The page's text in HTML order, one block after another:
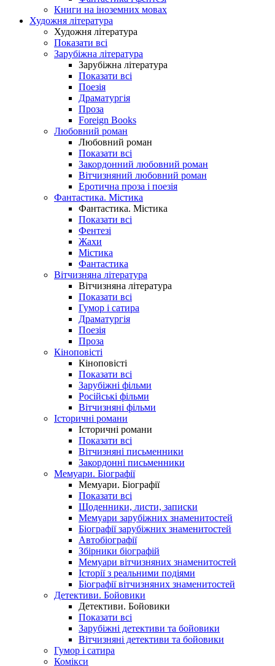
Книги на іноземних мовах
Художня література
Художня література
Показати всі
Зарубіжна література
Зарубіжна література
Показати всі
Поезія
Драматургія
Проза
Foreign Books
Любовний роман
Любовний роман
Показати всі
Закордонний любовний роман
Вітчизняний любовний роман
Еротична проза і поезія
Фантастика. Містика
Фантастика. Містика
Показати всі
Фентезі
Жахи
Містика
Фантастика
Вітчизняна література
Вітчизняна література
Показати всі
Гумор і сатира
Драматургія
Поезія
Проза
Кіноповісті
Кіноповісті
Показати всі
Зарубіжні фільми
Російські фільми
Вітчизняні фільми
Історичні романи
Історичні романи
Показати всі
Вітчизняні письменники
Закордонні письменники
Мемуари. Біографії
Мемуари. Біографії
Показати всі
Щоденники, листи, записки
Мемуари зарубіжних знаменитостей
Біографії зарубіжних знаменитостей
Автобіографії
Збірники біографій
Мемуари вітчизняних знаменитостей
Історії з реальними подіями
Біографії вітчизняних знаменитостей
Детективи. Бойовики
Детективи. Бойовики
Показати всі
Зарубіжні детективи та бойовики
Вітчизняні детективи та бойовики
Гумор і сатира
Комікси